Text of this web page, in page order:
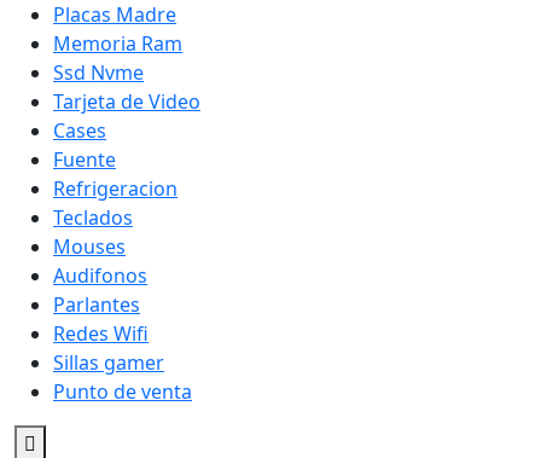
Placas Madre
Memoria Ram
Ssd Nvme
Tarjeta de Video
Cases
Fuente
Refrigeracion
Teclados
Mouses
Audifonos
Parlantes
Redes Wifi
Sillas gamer
Punto de venta